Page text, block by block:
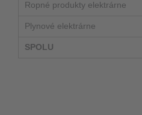
Ropné produkty elektrárne
Plynové elektrárne
SPOLU